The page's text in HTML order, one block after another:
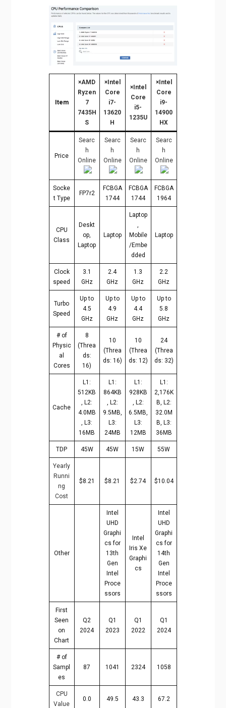
Item
×AMD
Ryzen
7
7435H
S
×Intel
Core
i7-
13620
H
×Intel
Core
i5-
1235U
×Intel
Core
i9-
14900
HX
Price
Searc
h
Online
Searc
h
Online
Searc
h
Online
Searc
h
Online
Socke
t Type
FP7r2
FCBGA
1744
FCBGA
1744
FCBGA
1964
CPU
Class
Deskt
op,
Laptop
Laptop
Laptop
Mobile
/Embe
dded
Laptop
Clock
speed
3.1
GHz
2.4
GHz
1.3
GHz
2.2
GHz
Turbo
Speed
Up to
4.5
GHz
Up to
4.9
GHz
Up to
4.4
GHz
Up to
5.8
GHz
# of
Physic
al
Cores
8
(Threa
ds:
16)
10
(Threa
ds: 16)
10
(Threa
ds: 12)
24
(Threa
ds: 32)
Cache
L1:
512KB
, L2:
4.0MB
, L3:
16MB
L1:
864KB
, L2:
9.5MB,
L3:
24MB
L1:
928KB
, L2:
6.5MB,
L3:
12MB
L1:
2,176K
B, L2:
32.0M
B, L3:
36MB
TDP 45W 45W 15W 55W
Yearly
Runni
ng
Cost
$8.21 $8.21 $2.74 $10.04
Other
Intel
UHD
Graphi
cs for
13th
Gen
Intel
Proce
ssors
Intel
Iris Xe
Graphi
cs
Intel
UHD
Graphi
cs for
14th
Gen
Intel
Proce
ssors
First
Seen
on
Chart
Q2
2024
Q1
2023
Q1
2022
Q1
2024
# of
Sampl
es
87 1041 2324 1058
CPU
Value
0.0 49.5 43.3 67.2